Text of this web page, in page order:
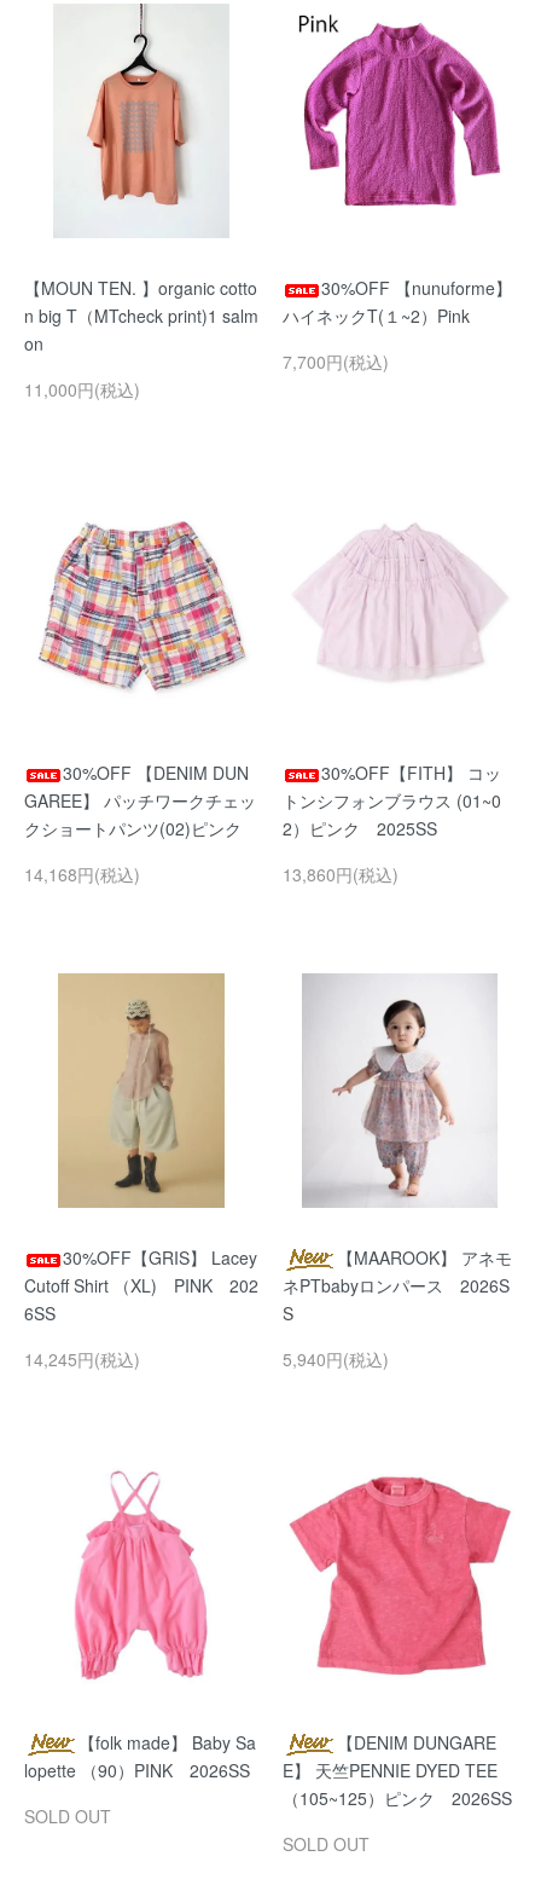
【MOUN TEN. 】organic cotto
n big T（MTcheck print)1 salm
on
11,000円(税込)
30%OFF 【nunuforme】
ハイネックT(１~2）Pink
7,700円(税込)
30%OFF 【DENIM DUN
GAREE】 パッチワークチェッ
クショートパンツ(02)ピンク
14,168円(税込)
30%OFF【FITH】 コッ
トンシフォンブラウス (01~0
2）ピンク 2025SS
13,860円(税込)
30%OFF【GRIS】 Lacey
Cutoff Shirt （XL) PINK 202
6SS
14,245円(税込)
【MAAROOK】 アネモ
ネPTbabyロンパース 2026S
S
5,940円(税込)
【folk made】 Baby Sa
lopette （90）PINK 2026SS
SOLD OUT
【DENIM DUNGARE
E】 天竺PENNIE DYED TEE
（105~125）ピンク 2026SS
SOLD OUT